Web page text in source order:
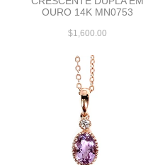
OURO 14K MN0753
$1,600.00